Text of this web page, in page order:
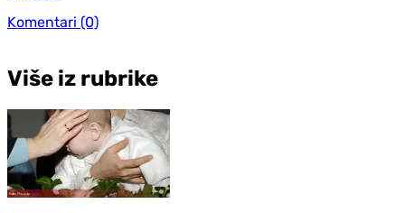
Komentari (0)
Više iz rubrike